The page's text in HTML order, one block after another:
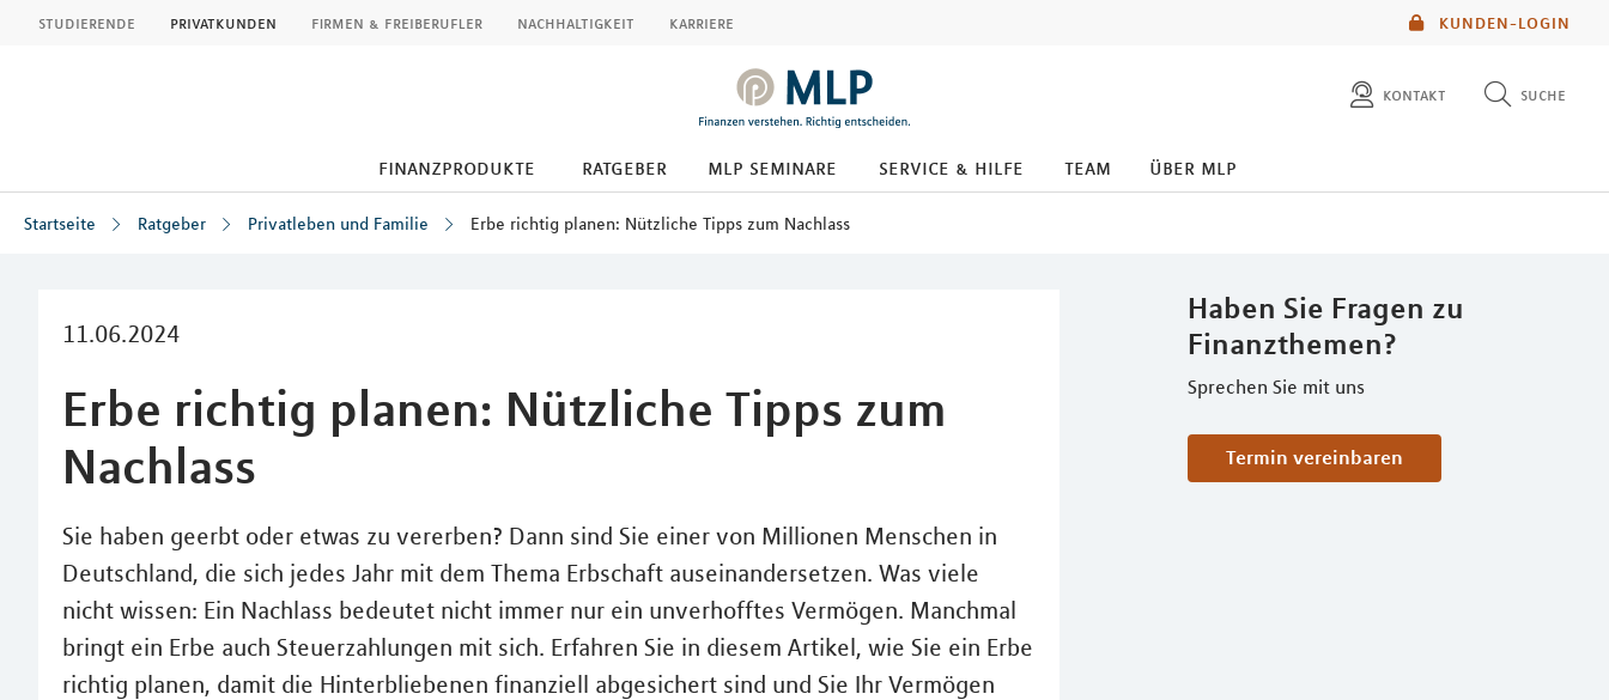
KUNDEN-LOGIN
studierende privatkunden firmen & freiberufler nachhaltigkeit karriere
kontakt suche
finanzprodukte ratgeber mlp seminare service & hilfe team über mlp
Startseite Ratgeber Privatleben und Familie Erbe richtig planen: Nützliche Tipps zum Nachlass
11.06.2024
Erbe richtig planen: Nützliche Tipps zum
Nachlass
Sie haben geerbt oder etwas zu vererben? Dann sind Sie einer von Millionen Menschen in
Deutschland, die sich jedes Jahr mit dem Thema Erbschaft auseinandersetzen. Was viele
nicht wissen: Ein Nachlass bedeutet nicht immer nur ein unverhofftes Vermögen. Manchmal
bringt ein Erbe auch Steuerzahlungen mit sich. Erfahren Sie in diesem Artikel, wie Sie ein Erbe
richtig planen, damit die Hinterbliebenen finanziell abgesichert sind und Sie Ihr Vermögen
Haben Sie Fragen zu
Finanzthemen?
Sprechen Sie mit uns
Termin vereinbaren